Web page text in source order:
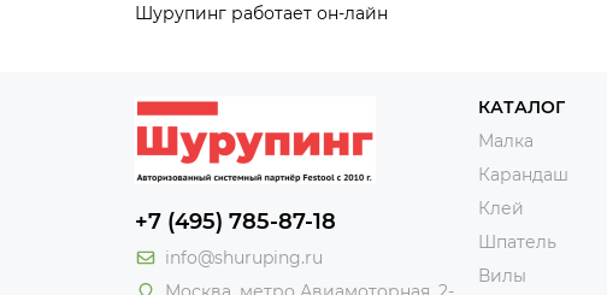
Шурупинг работает он-лайн
+7 (495) 785-87-18
info@shuruping.ru
КАТАЛОГ
Малка
Карандаш
Клей
Шпатель
Вилы